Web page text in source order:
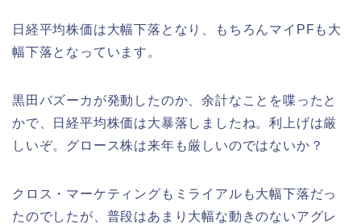
日経平均株価は大幅下落となり、もちろんマイPFも大
幅下落となっています。
黒田バズーカが発動したのか、余計なことを喋ったと
かで、日経平均株価は大暴落しましたね。利上げは厳
しいぞ。グロース株は来年も厳しいのではないか？
クロス・マーケティングもミライアルも大幅下落だっ
たのでしたが、普段はあまり大幅な動きのないアグレ